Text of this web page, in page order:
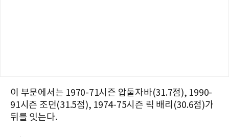
이 부문에서는 1970-71시즌 압둘자바(31.7점), 1990-
91시즌 조던(31.5점), 1974-75시즌 릭 배리(30.6점)가
뒤를 잇는다.